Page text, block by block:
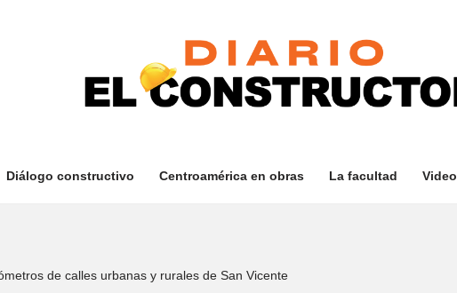
Diálogo constructivo Centroamérica en obras La facultad Video
de calles urbanas y rurales de San Vicente